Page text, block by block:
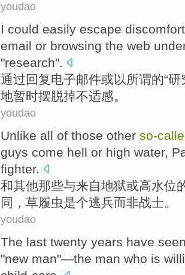
youdao
I could easily escape discomfort
email or browsing the web
"research".
通过回复电子邮件或以所谓的“研
地暂时摆脱掉不适感。
youdao
Unlike all of those other so-
guys come hell or high water,
fighter.
和其他那些与来自地狱或高水位
同， 草履虫是个逃兵而非战士。
youdao
The last twenty years have
"new man"—the man who is